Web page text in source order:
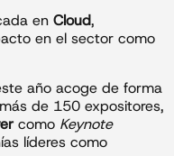
en Cloud,
en el sector como
año acoge de forma
de 150 expositores,
como Keynote
líderes como